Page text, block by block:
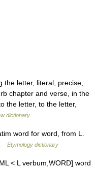
letter, literal, precise,
chapter and verse, in the
the letter, to the letter,
dictionary
word for word, from L.
Etymology dictionary
< L verbum,WORD] word